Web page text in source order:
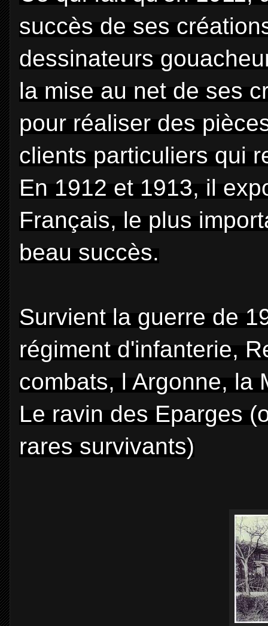
succès de ses
dessinateurs
la mise au net de ses
pour réaliser des
clients particuliers qui
En 1912 et 1913, il
Français, le plus
beau succès.
Survient la guerre de
régiment d'infanterie,
combats, l Argonne, la
Le ravin des Eparges
rares survivants)